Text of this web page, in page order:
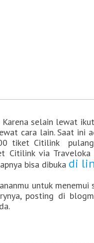
selain lewat
cara lain. Saat ini
tiket Citilink
Citilink via
bisa dibuka di
untuk
posting di